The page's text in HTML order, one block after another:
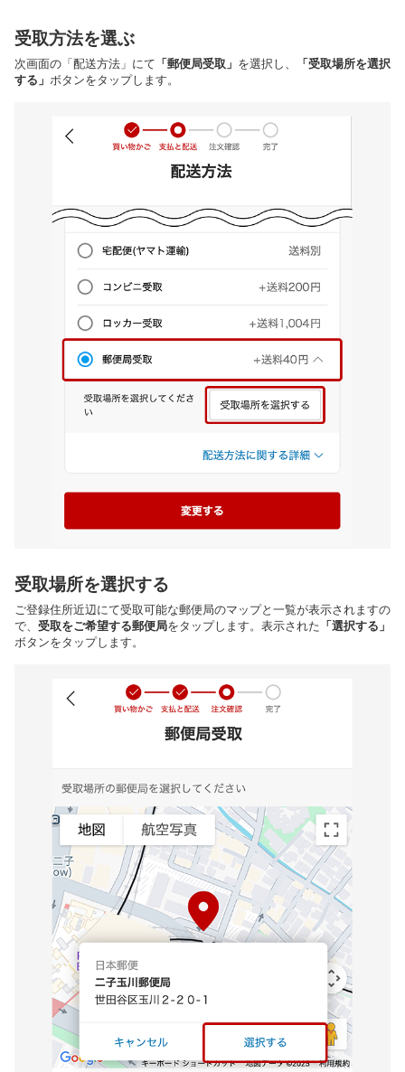
受取方法を選ぶ
次画面の「配送方法」にて 「郵便局受取」 を選択し、
「受取場所を選択
する」 ボタンをタップします。
受取場所を選択する
ご登録住所近辺にて受取可能な郵便局のマップと一覧が表示されますの
で、 受取をご希望する郵便局をタップします。表示された 「選択する」
ボタンをタップします。